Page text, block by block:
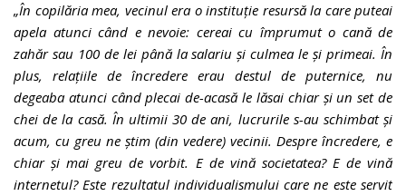
„În copilăria mea, vecinul era o instituție resursă la care puteai
apela atunci când e nevoie: cereai cu împrumut o cană de
zahăr sau 100 de lei până la salariu și culmea le și primeai. În
plus, relațiile de încredere erau destul de puternice, nu
degeaba atunci când plecai de-acasă le lăsai chiar și un set de
chei de la casă. În ultimii 30 de ani, lucrurile s-au schimbat și
acum, cu greu ne știm (din vedere) vecinii. Despre încredere, e
chiar și mai greu de vorbit. E de vină societatea? E de vină
internetul? Este rezultatul individualismului care ne este servit